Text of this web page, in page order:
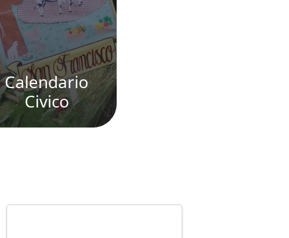
Calendario
Civico